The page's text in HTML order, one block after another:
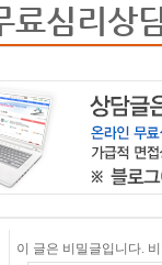
료심리상
이 글은 비밀글입니다.